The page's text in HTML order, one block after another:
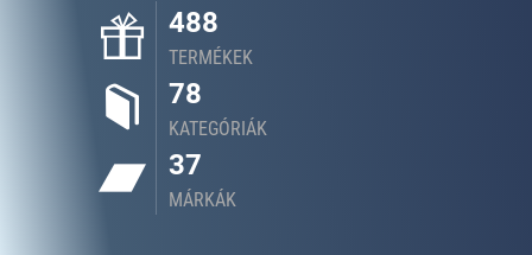
488
TERMÉKEK
78
KATEGÓRIÁK
37
MÁRKÁK